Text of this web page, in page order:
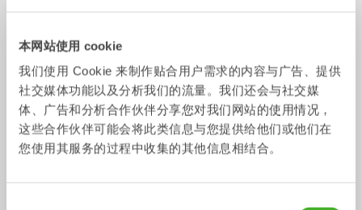
本网站使用 cookie
我们使用 Cookie 来制作贴合用户需求的内容与广告、提供
社交媒体功能以及分析我们的流量。我们还会与社交媒
体、广告和分析合作伙伴分享您对我们网站的使用情况，
这些合作伙伴可能会将此类信息与您提供给他们或他们在
您使用其服务的过程中收集的其他信息相结合。
V14 手指夹